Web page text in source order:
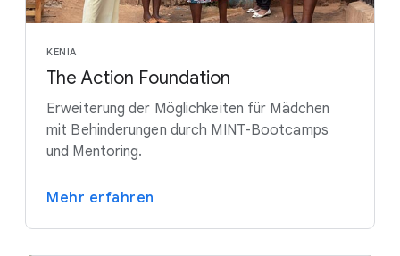
KENIA
The Action Foundation
Erweiterung der Möglichkeiten für Mädchen
mit Behinderungen durch MINT-Bootcamps
und Mentoring.
Mehr erfahren